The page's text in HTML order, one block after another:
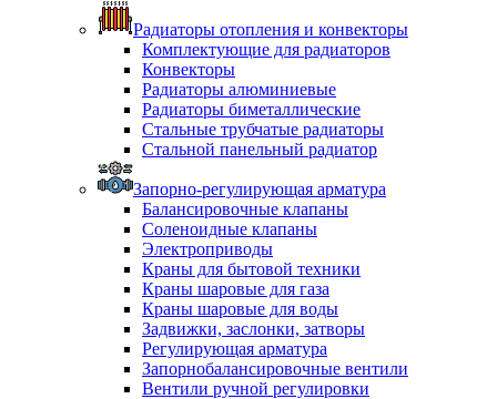
Радиаторы отопления и конвекторы
Комплектующие для радиаторов
Конвекторы
Радиаторы алюминиевые
Радиаторы биметаллические
Стальные трубчатые радиаторы
Стальной панельный радиатор
Запорно-регулирующая арматура
Балансировочные клапаны
Соленоидные клапаны
Электроприводы
Краны для бытовой техники
Краны шаровые для газа
Краны шаровые для воды
Задвижки, заслонки, затворы
Регулирующая арматура
Запорнобалансировочные вентили
Вентили ручной регулировки